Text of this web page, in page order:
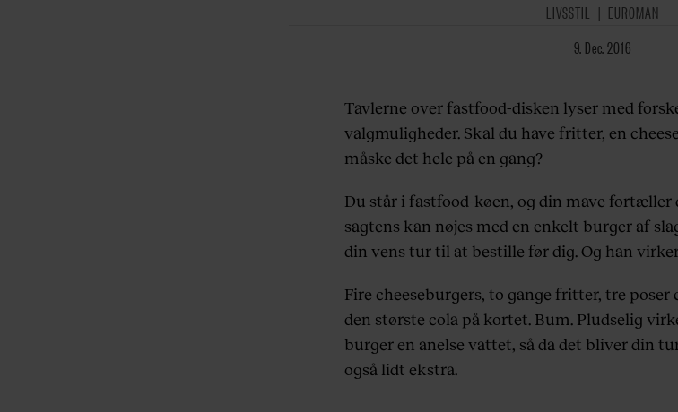
LIVSSTIL
EUROMAN
9. Dec. 2016
Tavlerne over fastfood-disken lyser med
valgmuligheder. Skal du have fritter, en
måske det hele på en gang?
Du står i fastfood-køen, og din mave fortæller
sagtens kan nøjes med en enkelt burger af
din vens tur til at bestille før dig. Og han
Fire cheeseburgers, to gange fritter, tre poser
den største cola på kortet. Bum. Pludselig
burger en anelse vattet, så da det bliver din
også lidt ekstra.